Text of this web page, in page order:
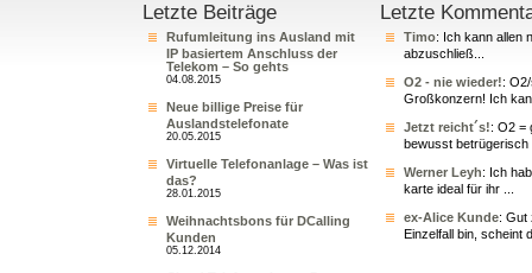
Letzte Beiträge
Rufumleitung ins Ausland mit
IP basiertem Anschluss der
Telekom – So gehts
04.08.2015
Neue billige Preise für
Auslandstelefonate
20.05.2015
Virtuelle Telefonanlage – Was ist
das?
28.01.2015
Weihnachtsbons für DCalling
Kunden
05.12.2014
Letzte
Timo: Ich kann allen
abzuschließ...
O2 - nie wieder!:
Großkonzern! Ich
Jetzt reicht´s!: O2 =
bewusst betrügerisch
Werner Leyh: Ich
karte ideal für ihr ...
ex-Alice Kunde: Gut
Einzelfall bin, scheint